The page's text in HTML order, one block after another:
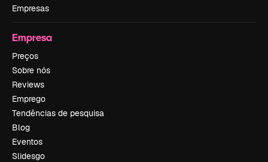
Empresas
Empresa
Preços
Sobre nós
Reviews
Emprego
Tendências de pesquisa
Blog
Eventos
Slidesgo